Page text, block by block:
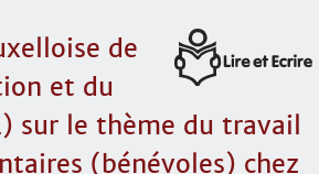
de
et du
sur le thème du travail
(bénévoles) chez